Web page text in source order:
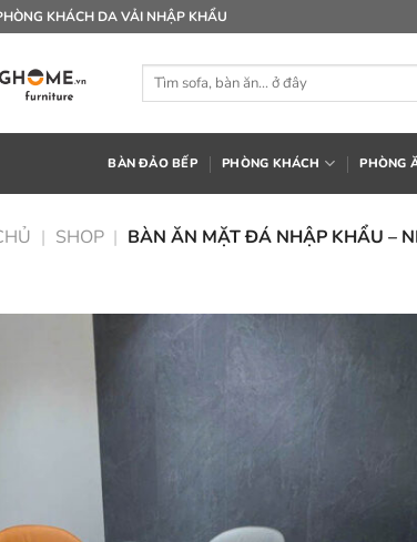
KHÁCH DA VẢI NHẬP KHẨU
Tìm
BÀN ĐẢO BẾP PHÒNG KHÁCH PHÒNG
| SHOP | BÀN ĂN MẶT ĐÁ NHẬP KHẨU –